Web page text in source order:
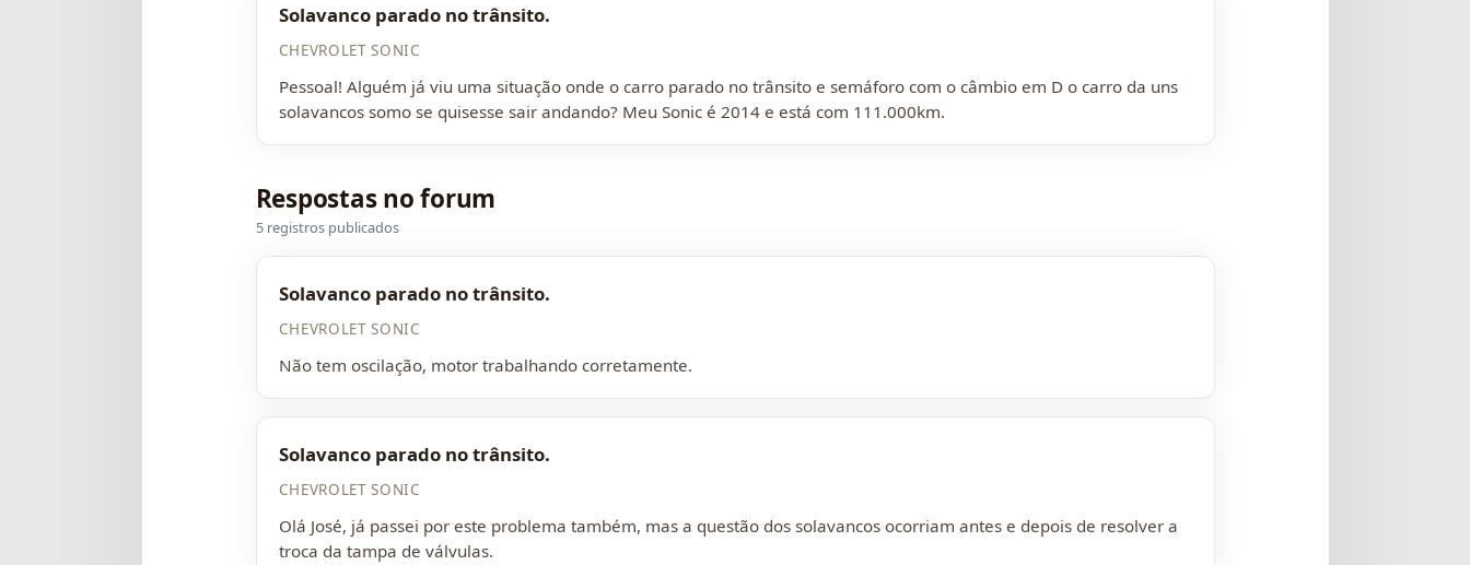
Solavanco parado no trânsito.
CHEVROLET SONIC
Pessoal! Alguém já viu uma situação onde o carro parado no trânsito e semáforo com o câmbio em D o carro da uns
solavancos somo se quisesse sair andando? Meu Sonic é 2014 e está com 111.000km.
Respostas no forum
5 registros publicados
Solavanco parado no trânsito.
CHEVROLET SONIC
Não tem oscilação, motor trabalhando corretamente.
Solavanco parado no trânsito.
CHEVROLET SONIC
Olá José, já passei por este problema também, mas a questão dos solavancos ocorriam antes e depois de resolver a
troca da tampa de válvulas.